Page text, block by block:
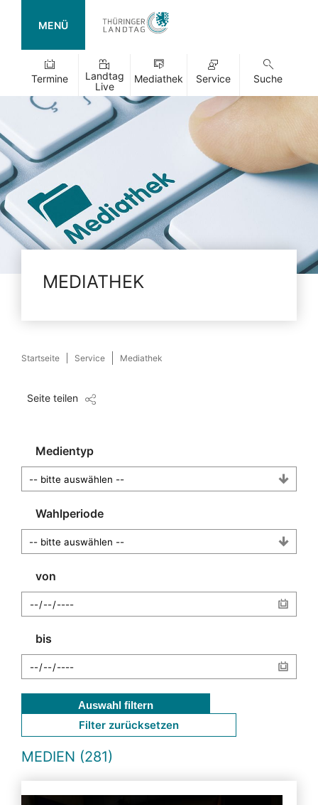
MENÜ
Termine
Landtag
Live
Mediathek Service Suche
MEDIATHEK
Startseite Service Mediathek
Seite teilen
Medientyp
Wahlperiode
von
bis
Auswahl filtern
Filter zurücksetzen
MEDIEN (281)